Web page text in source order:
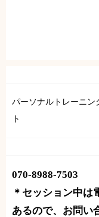
パーソナルトレーニン
ト
070-8988-7503
＊セッション中は
あるので、お問い